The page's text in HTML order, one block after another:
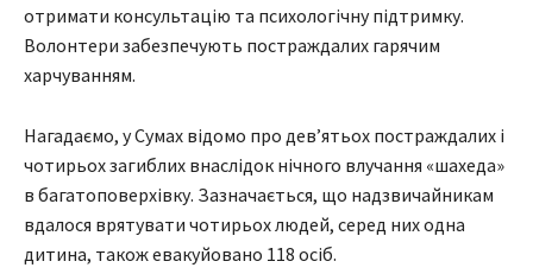
отримати консультацію та психологічну підтримку.
Волонтери забезпечують постраждалих гарячим
харчуванням.
Нагадаємо, у Сумах відомо про дев’ятьох постраждалих і
чотирьох загиблих внаслідок нічного влучання «шахеда»
в багатоповерхівку. Зазначається, що надзвичайникам
вдалося врятувати чотирьох людей, серед них одна
дитина, також евакуйовано 118 осіб.